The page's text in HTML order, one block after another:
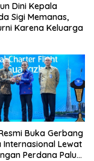
Dini Kepala
Sigi Memanas,
Karena Keluarga
Buka Gerbang
Internasional Lewat
Perdana Palu-